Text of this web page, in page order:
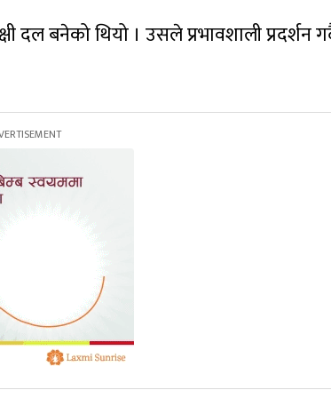
बनेको थियो । उसले प्रभावशाली प्रदर्शन